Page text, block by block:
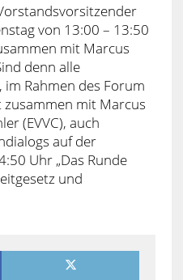
von 13:00 – 13:50
mit Marcus
denn alle
im Rahmen des Forum
mit Marcus
(EVVC), auch
auf der
Uhr „Das Runde
und